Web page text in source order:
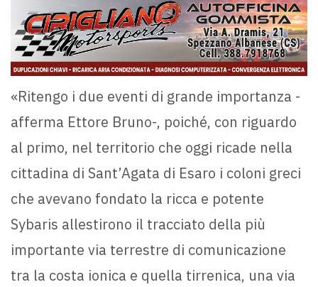
«Ritengo i due eventi di grande importanza -
afferma Ettore Bruno-, poiché, con riguardo
al primo, nel territorio che oggi ricade nella
cittadina di Sant’Agata di Esaro i coloni greci
che avevano fondato la ricca e potente
Sybaris allestirono il tracciato della più
importante via terrestre di comunicazione
tra la costa ionica e quella tirrenica, una via